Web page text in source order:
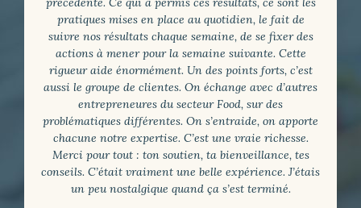
pratiques mises en place au quotidien, le fait de
suivre nos résultats chaque semaine, de se fixer des
actions à mener pour la semaine suivante. Cette
rigueur aide énormément. Un des points forts, c’est
aussi le groupe de clientes. On échange avec d’autres
entrepreneures du secteur Food, sur des
problématiques différentes. On s’entraide, on apporte
chacune notre expertise. C’est une vraie richesse.
Merci pour tout : ton soutien, ta bienveillance, tes
conseils. C’était vraiment une belle expérience. J’étais
un peu nostalgique quand ça s’est terminé.